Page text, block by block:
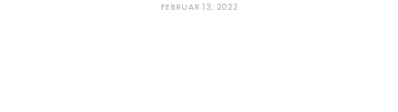
FEBRUAR 13, 2022